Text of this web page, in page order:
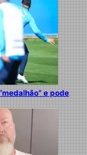
e pode